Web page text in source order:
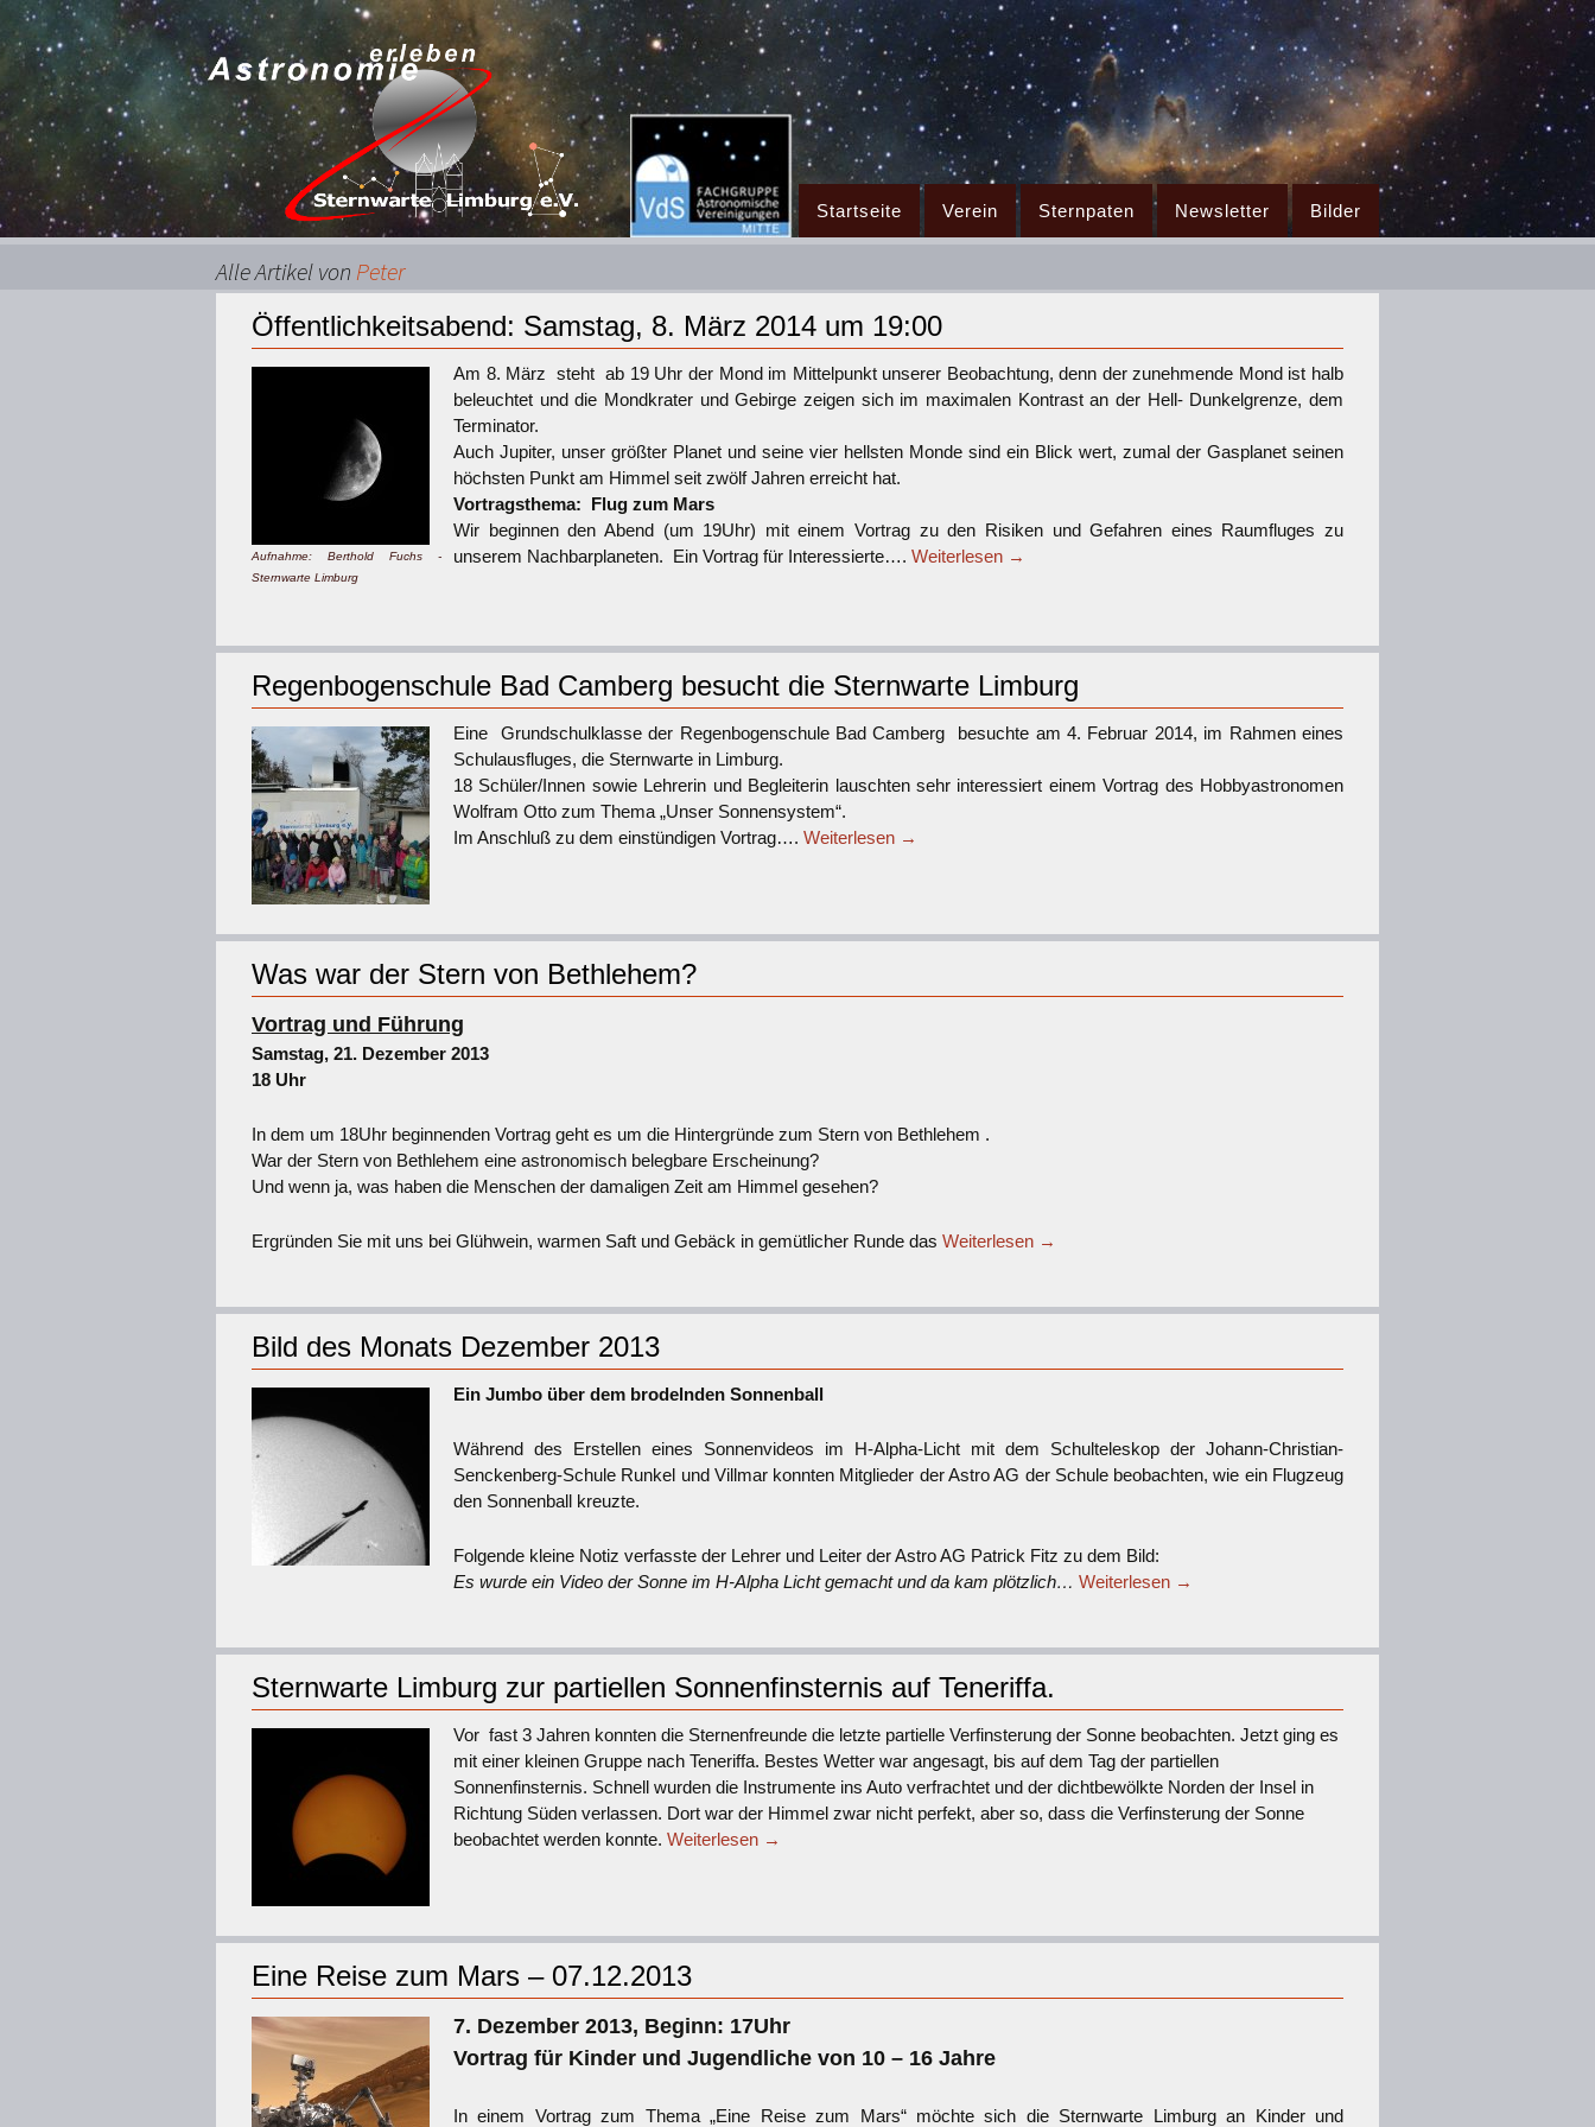
Inhalt
Startseite Verein Sternpaten Newsletter Bilder
Alle Artikel von Peter
Öffentlichkeitsabend: Samstag, 8. März 2014 um 19:00
Aufnahme: Berthold Fuchs -
Sternwarte Limburg
Am 8. März steht ab 19 Uhr der Mond im Mittelpunkt unserer Beobachtung, denn der zunehmende Mond ist halb
beleuchtet und die Mondkrater und Gebirge zeigen sich im maximalen Kontrast an der Hell- Dunkelgrenze, dem
Terminator.
Auch Jupiter, unser größter Planet und seine vier hellsten Monde sind ein Blick wert, zumal der Gasplanet seinen
höchsten Punkt am Himmel seit zwölf Jahren erreicht hat.
Vortragsthema: Flug zum Mars
Wir beginnen den Abend (um 19Uhr) mit einem Vortrag zu den Risiken und Gefahren eines Raumfluges zu
unserem Nachbarplaneten. Ein Vortrag für Interessierte…. Weiterlesen →
Regenbogenschule Bad Camberg besucht die Sternwarte Limburg
Eine Grundschulklasse der Regenbogenschule Bad Camberg besuchte am 4. Februar 2014, im Rahmen eines
Schulausfluges, die Sternwarte in Limburg.
18 Schüler/Innen sowie Lehrerin und Begleiterin lauschten sehr interessiert einem Vortrag des Hobbyastronomen
Wolfram Otto zum Thema „Unser Sonnensystem“.
Im Anschluß zu dem einstündigen Vortrag…. Weiterlesen →
Was war der Stern von Bethlehem?
Vortrag und Führung
Samstag, 21. Dezember 2013
18 Uhr
In dem um 18Uhr beginnenden Vortrag geht es um die Hintergründe zum Stern von Bethlehem .
War der Stern von Bethlehem eine astronomisch belegbare Erscheinung?
Und wenn ja, was haben die Menschen der damaligen Zeit am Himmel gesehen?
Ergründen Sie mit uns bei Glühwein, warmen Saft und Gebäck in gemütlicher Runde das Weiterlesen →
Bild des Monats Dezember 2013
Ein Jumbo über dem brodelnden Sonnenball
Während des Erstellen eines Sonnenvideos im H-Alpha-Licht mit dem Schulteleskop der Johann-Christian-
Senckenberg-Schule Runkel und Villmar konnten Mitglieder der Astro AG der Schule beobachten, wie ein Flugzeug
den Sonnenball kreuzte.
Folgende kleine Notiz verfasste der Lehrer und Leiter der Astro AG Patrick Fitz zu dem Bild:
Es wurde ein Video der Sonne im H-Alpha Licht gemacht und da kam plötzlich… Weiterlesen →
Sternwarte Limburg zur partiellen Sonnenfinsternis auf Teneriffa.
Vor fast 3 Jahren konnten die Sternenfreunde die letzte partielle Verfinsterung der Sonne beobachten. Jetzt ging es
mit einer kleinen Gruppe nach Teneriffa. Bestes Wetter war angesagt, bis auf dem Tag der partiellen
Sonnenfinsternis. Schnell wurden die Instrumente ins Auto verfrachtet und der dichtbewölkte Norden der Insel in
Richtung Süden verlassen. Dort war der Himmel zwar nicht perfekt, aber so, dass die Verfinsterung der Sonne
beobachtet werden konnte. Weiterlesen →
Eine Reise zum Mars – 07.12.2013
7. Dezember 2013, Beginn: 17Uhr
Vortrag für Kinder und Jugendliche von 10 – 16 Jahre
In einem Vortrag zum Thema „Eine Reise zum Mars“ möchte sich die Sternwarte Limburg an Kinder und